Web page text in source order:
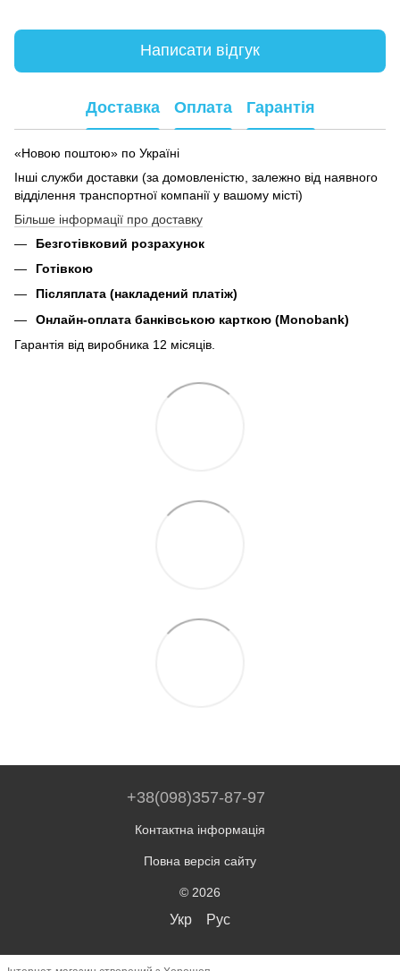
Написати відгук
Доставка Оплата Гарантія
«Новою поштою» по Україні
Інші служби доставки (за домовленістю, залежно від наявного
відділення транспортної компанії у вашому місті)
Більше інформації про доставку
Безготівковий розрахунок
Готівкою
Післяплата (накладений платіж)
Онлайн-оплата банківською карткою (Monobank)
Гарантія від виробника 12 місяців.
+38(098)357-87-97
Контактна інформація
Повна версія сайту
© 2026
Укр Рус